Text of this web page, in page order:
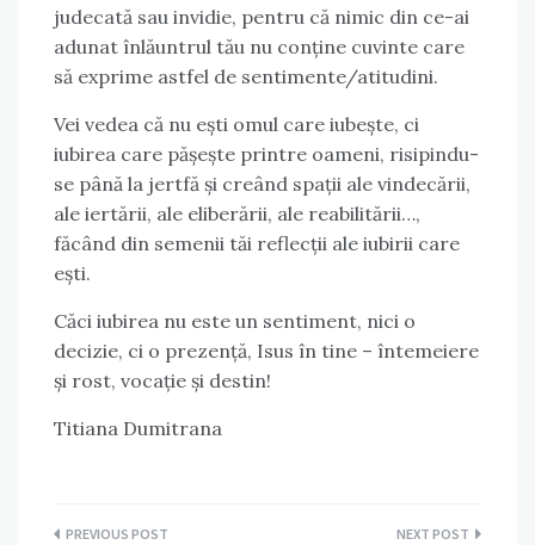
judecată sau invidie, pentru că nimic din ce-ai
adunat înlăuntrul tău nu conține cuvinte care
să exprime astfel de sentimente/atitudini.
Vei vedea că nu ești omul care iubește, ci
iubirea care pășește printre oameni, risipindu-
se până la jertfă și creând spații ale vindecării,
ale iertării, ale eliberării, ale reabilitării…,
făcând din semenii tăi reflecții ale iubirii care
ești.
Căci iubirea nu este un sentiment, nici o
decizie, ci o prezență, Isus în tine – întemeiere
și rost, vocație și destin!
Titiana Dumitrana